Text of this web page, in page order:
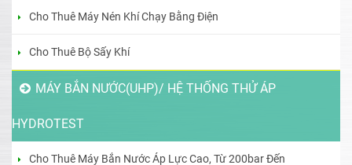
Cho Thuê Máy Nén Khí Chạy Bằng Điện
Cho Thuê Bộ Sấy Khí
MÁY BẮN NƯỚC(UHP)/ HỆ THỐNG THỬ ÁP
HYDROTEST
Cho Thuê Máy Bắn Nước Áp Lực Cao, Từ 200bar Đến